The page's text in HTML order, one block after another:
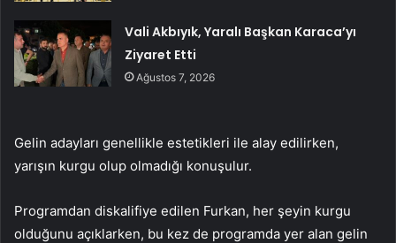
Vali Akbıyık, Yaralı Başkan Karaca’yı
Ziyaret Etti
Ağustos 7, 2026
Gelin adayları genellikle estetikleri ile alay edilirken,
yarışın kurgu olup olmadığı konuşulur.
Programdan diskalifiye edilen Furkan, her şeyin kurgu
olduğunu açıklarken, bu kez de programda yer alan gelin